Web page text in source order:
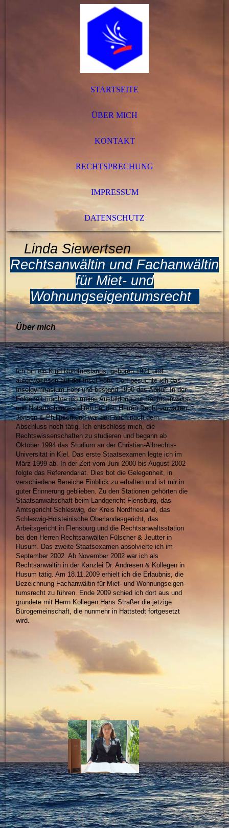
STARTSEITE
ÜBER MICH
KONTAKT
RECHTSPRECHUNG
IMPRESSUM
DATENSCHUTZ
Linda Siewertsen
Rechtsanwältin und Fachanwältin
für Miet- und
Wohnungseigentumsrecht
Über mich
Ich bin ein Kind Nordfrieslands, geboren 1971 und
aufgewachsen auf der Insel Föhr. Dort besuchte ich das
Inselgymnasium Föhr und bestand 1990 das Abitur. In der
Folgezeit machte ich meine Ausbildung zur Rechtsanwalts-
und Notarfachangestellten bei den Herren Rechtsanwälten
Jensen & Philipsen und war dort auch nach dem
Abschluss noch tätig. Ich entschloss mich, die
Rechtswissenschaften zu studieren und begann ab
Oktober 1994 das Studium an der Christian-Albrechts-
Universität in Kiel. Das erste Staatsexamen legte ich im
März 1999 ab. In der Zeit vom Juni 2000 bis August 2002
folgte das Referendariat. Dies bot die Gelegenheit, in
verschiedene Bereiche Einblick zu erhalten und ist mir in
guter Erinnerung geblieben. Zu den Stationen gehörten die
Staatsanwaltschaft beim Landgericht Flensburg, das
Amtsgericht Schleswig, der Kreis Nordfriesland, das
Schleswig-Holsteinische Oberlandesgericht, das
Arbeitsgericht in Flensburg und die Rechtsanwaltsstation
bei den Herren Rechtsanwälten Fülscher & Jeutter in
Husum. Das zweite Staatsexamen absolvierte ich im
September 2002. Ab November 2002 war ich als
Rechtsanwältin in der Kanzlei Dr. Andresen & Kollegen in
Husum tätig. Am 18.11.2009 erhielt ich die Erlaubnis, die
Bezeichnung Fachanwältin für Miet- und Wohnungseigen-
tumsrecht zu führen. Ende 2009 schied ich dort aus und
gründete mit Herrn Kollegen Hans Straßer die jetzige
Bürogemeinschaft, die nunmehr in Hattstedt fortgesetzt
wird.